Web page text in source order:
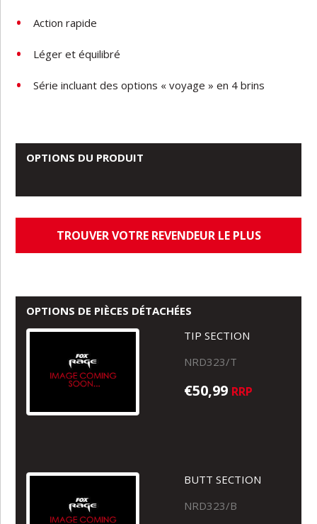
Action rapide
Léger et équilibré
Série incluant des options « voyage » en 4 brins
OPTIONS DU PRODUIT
TROUVER VOTRE REVENDEUR LE PLUS
OPTIONS DE PIÈCES DÉTACHÉES
TIP SECTION
NRD323/T
€50,99 RRP
BUTT SECTION
NRD323/B